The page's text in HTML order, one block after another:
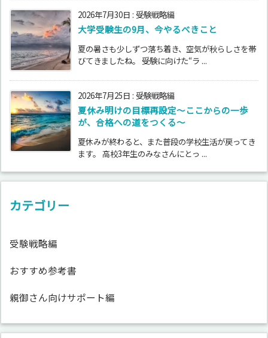
2026年7月30日 : 受験戦略編
大学受験生の9月、今やるべきこと
夏の暑さも少しずつ落ち着き、空気が秋らしさを帯
びてきましたね。 受験に向けた“ラ ...
2026年7月25日 : 受験戦略編
夏休み明けの目標再設定〜ここからの一歩
が、合格への道をつくる〜
夏休みが終わると、また普段の学校生活が戻ってき
ます。 高校3年生のみなさんにとっ ...
カテゴリー
受験戦略編
おすすめ参考書
親御さん向けサポート編